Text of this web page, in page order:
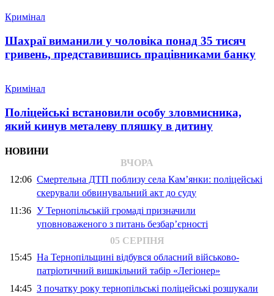
Кримінал
Шахраї виманили у чоловіка понад 35 тисяч
гривень, представившись працівниками банку
Кримінал
Поліцейські встановили особу зловмисника,
який кинув металеву пляшку в дитину
НОВИНИ
ВЧОРА
12:06 Смертельна ДТП поблизу села Кам’янки: поліцейські
скерували обвинувальний акт до суду
11:36 У Тернопільській громаді призначили
уповноваженого з питань безбар’єрності
05 СЕРПНЯ
15:45 На Тернопільщині відбувся обласний військово-
патріотичний вишкільний табір «Легіонер»
14:45 З початку року тернопільські поліцейські розшукали